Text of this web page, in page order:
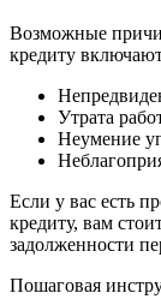
Возможные
кредиту
Утрата
Неумение
Если у вас есть
кредиту, вам
задолженности
Пошаговая